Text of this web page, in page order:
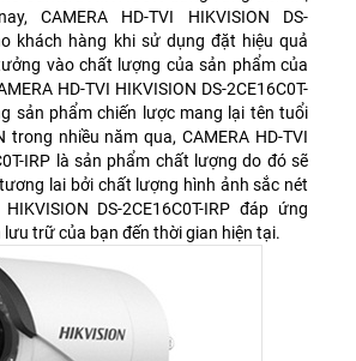
CAMERA HD-TVI HIKVISION DS-
khách hàng khi sử dụng đặt hiệu quả
vào chất lượng của sản phẩm của
HD-TVI HIKVISION DS-2CE16C0T-
sản phẩm chiến lược mang lại tên tuổi
trong nhiều năm qua, CAMERA HD-TVI
IRP là sản phẩm chất lượng do đó sẽ
lai bởi chất lượng hình ảnh sắc nét
DS-2CE16C0T-IRP đáp ứng
trữ của bạn đến thời gian hiện tại.